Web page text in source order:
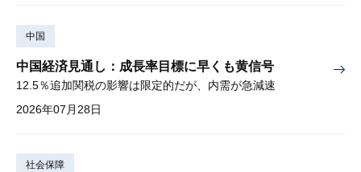
中国
中国経済見通し：成長率目標に早くも黄信号
12.5％追加関税の影響は限定的だが、内需が急減速
2026年07月28日
社会保障